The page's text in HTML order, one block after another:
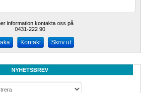
information kontakta oss på
0431-222 90
Kontakt Skriv ut
NYHETSBREV